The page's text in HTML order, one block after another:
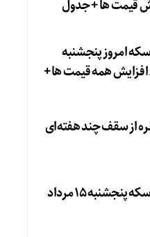
امروز پنجشنبه
1405/ افزایش همه قیمت ها +
از سقف چند هفته‌ای
15 مرداد